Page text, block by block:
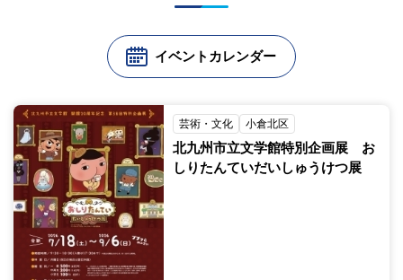
イベントカレンダー
芸術・文化 小倉北区
北九州市立文学館特別企画展 お
しりたんていだいしゅうけつ展